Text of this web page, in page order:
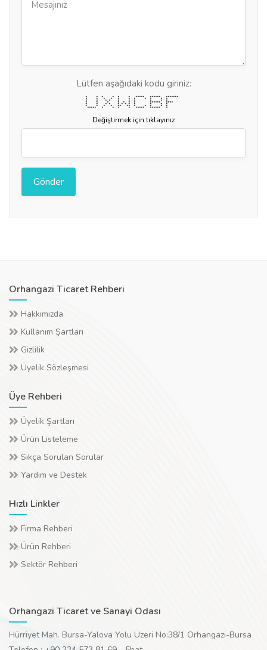
Lütfen aşağıdaki kodu giriniz:
* * * * * * ***** ****** *******
* * * * * * * * * * *
* * * * * * * * * *
* * * * * * * ****** ****
* * * * * * * * * * * *
* * * * ** ** * * * * *
***** * * * * ***** ****** *
Değiştirmek için tıklayınız
Orhangazi Ticaret Rehberi
Hakkımızda
Kullanım Şartları
Gizlilik
Üyelik Sözleşmesi
Üye Rehberi
Üyelik Şartları
Ürün Listeleme
Sıkça Sorulan Sorular
Yardım ve Destek
Hızlı Linkler
Firma Rehberi
Ürün Rehberi
Sektör Rehberi
Orhangazi Ticaret ve Sanayi Odası
Hürriyet Mah. Bursa-Yalova Yolu Üzeri No:38/1 Orhangazi-Bursa